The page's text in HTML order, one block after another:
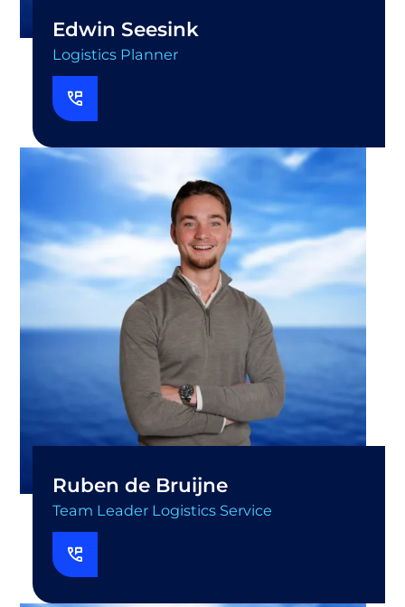
Edwin Seesink
Logistics Planner
Ruben de Bruijne
Team Leader Logistics Service